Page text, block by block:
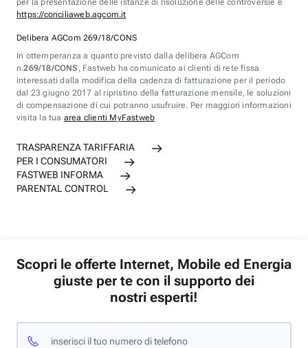
per la presentazione delle istanze di risoluzione delle controversie è
https://conciliaweb.agcom.it
Delibera AGCom 269/18/CONS
In ottemperanza a quanto previsto dalla delibera AGCom
n.269/18/CONS , Fastweb ha comunicato ai clienti di rete fissa
interessati dalla modifica della cadenza di fatturazione per il periodo
dal 23 giugno 2017 al ripristino della fatturazione mensile, le soluzioni
di compensazione di cui potranno usufruire. Per maggiori informazioni
visita la tua area clienti MyFastweb
TRASPARENZA TARIFFARIA
PER I CONSUMATORI
FASTWEB INFORMA
PARENTAL CONTROL
Scopri le offerte Internet, Mobile ed Energia
giuste per te con il supporto dei
nostri esperti!
inserisci il tuo numero di telefono